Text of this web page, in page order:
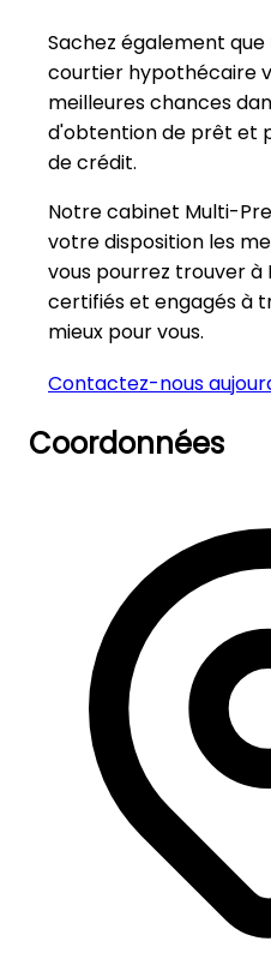
Sachez également
courtier hypothécaire
meilleures chances
d'obtention de prêt et
de crédit.
Notre cabinet Multi-
votre disposition les
vous pourrez trouver à
certifiés et engagés à
mieux pour vous.
Contactez-nous
Coordonnées